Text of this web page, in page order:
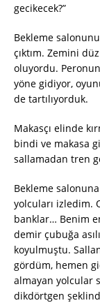
gecikecek?”
Bekleme
çıktım. Zemini
oluyordu.
yöne gidiyor,
de tartılıyorduk.
Makasçı elinde
bindi ve makasa
sallamadan tren
Bekleme
yolcuları izledim.
banklar… Benim
demir çubuğa
koyulmuştu.
gördüm, hemen
almayan yolcular
dikdörtgen